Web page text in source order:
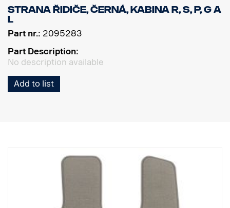
Strana řidiče, černá, kabina R, S, P, G a
L
Part nr.: 2095283
Part Description:
No description available
Add to list